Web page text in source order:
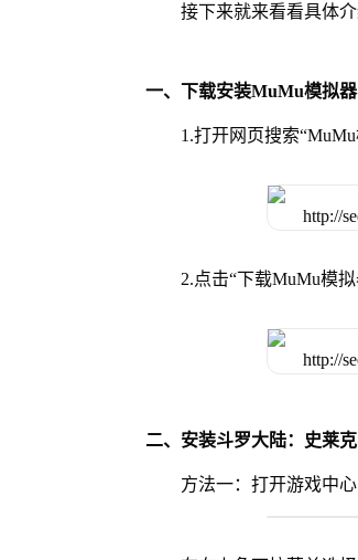
接下来就来看看具体
一、下载安装MuMu模拟器
1.打开网页搜索
2.点击“下载MuMu模拟
二、安装斗罗大陆：史莱
方法一：打开游戏中